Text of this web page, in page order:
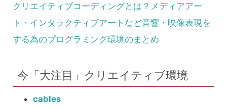
クリエイティブコーディングとは？メディアアー
ト・インタラクティブアートなど音響・映像表現を
する為のプログラミング環境のまとめ
今「大注目」クリエイティブ環境
cables